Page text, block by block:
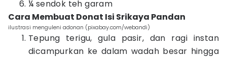
¼ sendok teh garam
Cara Membuat Donat Isi Srikaya Pandan
ilustrasi menguleni adonan (pixabay.com/webandi)
Tepung terigu, gula pasir, dan ragi instan
dicampurkan ke dalam wadah besar hingga